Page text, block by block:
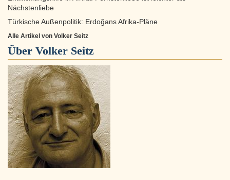
Nächstenliebe
Türkische Außenpolitik: Erdoğans Afrika-Pläne
Alle Artikel von Volker Seitz
Über Volker Seitz